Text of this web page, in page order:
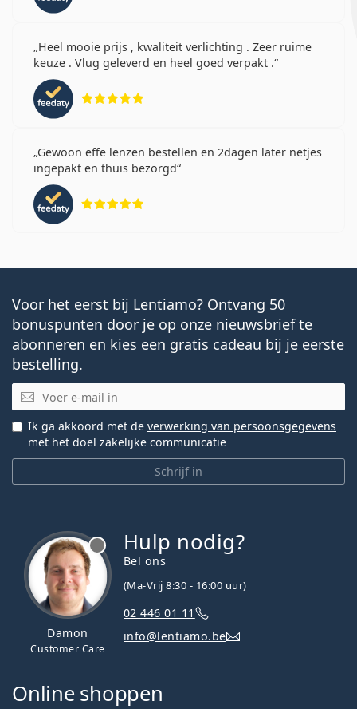
Heel mooie prijs , kwaliteit verlichting . Zeer ruime
keuze . Vlug geleverd en heel goed verpakt .
Gewoon effe lenzen bestellen en 2dagen later netjes
ingepakt en thuis bezorgd
Voor het eerst bij Lentiamo? Ontvang 50
bonuspunten door je op onze nieuwsbrief te
abonneren en kies een gratis cadeau bij je eerste
bestelling.
E-mail
Schrijf in
Ik ga akkoord met de verwerking van persoonsgegevens
met het doel zakelijke communicatie
Damon
Customer Care
Hulp nodig?
Bel ons
(Ma-Vrij 8:30 - 16:00 uur)
02 446 01 11
info@lentiamo.be
Online shoppen